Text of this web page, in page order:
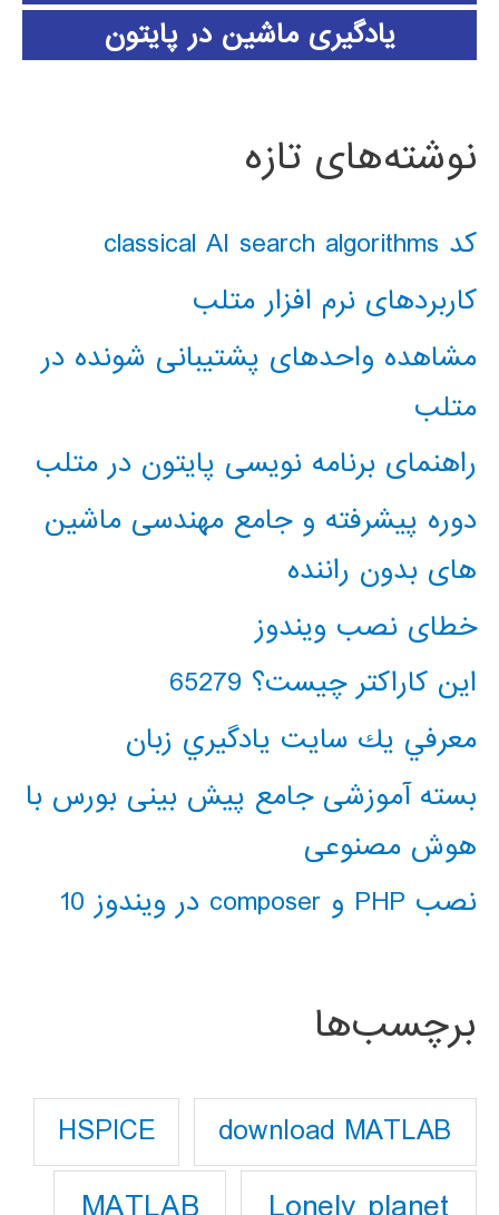
یادگیری ماشین در پایتون
نوشته‌های تازه
کد classical AI search algorithms
کاربردهای نرم افزار متلب
مشاهده واحدهای پشتیبانی شونده در
متلب
راهنمای برنامه نویسی پایتون در متلب
دوره پیشرفته و جامع مهندسی ماشین
های بدون راننده
خطای نصب ویندوز
این کاراکتر چیست؟ 65279
معرفي يك سايت يادگيري زبان
بسته آموزشی جامع پیش بینی بورس با
هوش مصنوعی
نصب PHP و composer در ویندوز 10
برچسب‌ها
download MATLAB
HSPICE